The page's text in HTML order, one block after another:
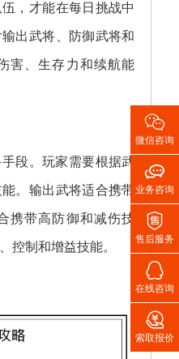
，才能在每日挑战中
出武将、防御武将和
害、生存力和续航能
段。玩家需要根据武
。输出武将适合携带
携带高防御和减伤技
控制和增益技能。

微信咨询

业务咨询

售后服务

在线咨询

索取报价